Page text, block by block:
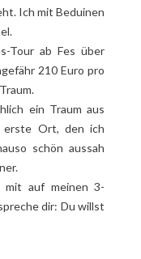
Ich mit Beduinen
Tour ab Fes über
210 Euro pro
ein Traum aus
erste Ort, den ich
schön aussah
mit auf meinen 3-
dir: Du willst